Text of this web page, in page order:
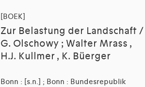
[BOEK]
Zur Belastung der Landschaft /
G. Olschowy ; Walter Mrass ,
H.J. Kullmer , K. Büerger
Bonn : [s.n.] ; Bonn : Bundesrepublik